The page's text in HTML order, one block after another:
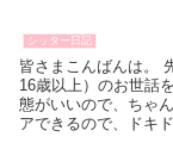
シッター日記
皆さまこんばんは。
16歳以上）のお世話
態がいいので、ちゃ
アできるので、ドキ